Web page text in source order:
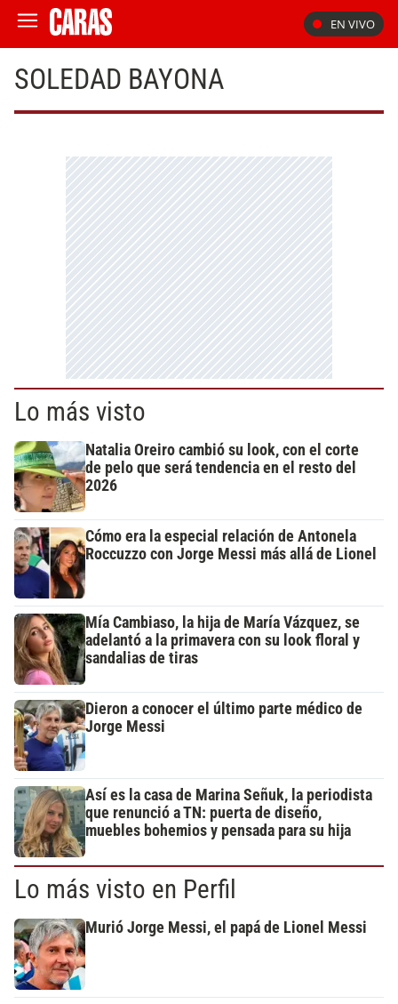
EN VIVO
SOLEDAD BAYONA
Lo más visto
Natalia Oreiro cambió su look, con el corte
de pelo que será tendencia en el resto del
2026
Cómo era la especial relación de Antonela
Roccuzzo con Jorge Messi más allá de Lionel
Mía Cambiaso, la hija de María Vázquez, se
adelantó a la primavera con su look floral y
sandalias de tiras
Dieron a conocer el último parte médico de
Jorge Messi
Así es la casa de Marina Señuk, la periodista
que renunció a TN: puerta de diseño,
muebles bohemios y pensada para su hija
Lo más visto en Perfil
Murió Jorge Messi, el papá de Lionel Messi